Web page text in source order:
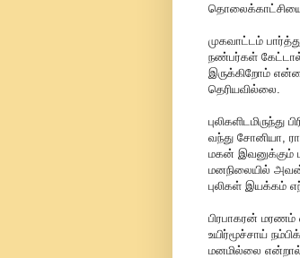
தொலைக்காட்சியை
முகவாட்டம்
நண்பர்கள் கேட்டால்
இருக்கிறோம்
தெரியவில்லை.
வந்து சோனியா,
மகன்
மனநிலையில் அவன்
புலிகள் இயக்கம்
பிரபாகரன் மரணம்
உயிர்மூச்சாய்
மனமில்லை என்றால்